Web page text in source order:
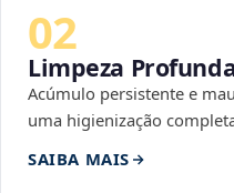
02
Limpeza
Acúmulo persistente e
uma higienização
SAIBA MAIS